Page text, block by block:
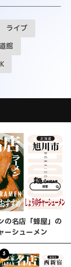
ライブ
館
の名店「蜂屋」の
ーシューメン
5